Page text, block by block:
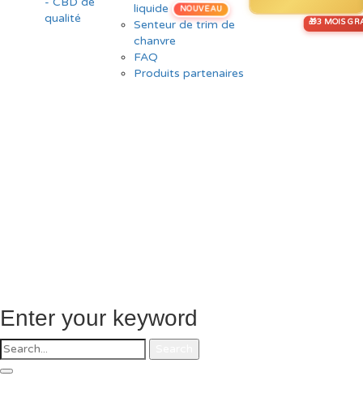
liquide
NOUVEAU
Senteur de trim de
chanvre
FAQ
Produits partenaires
Enter your keyword